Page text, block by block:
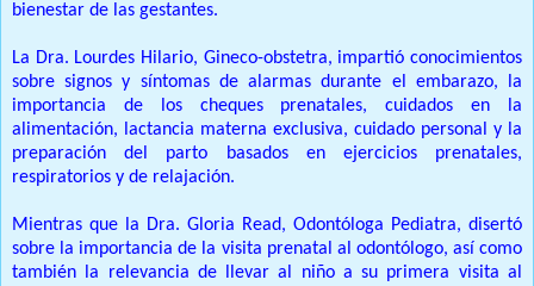
bienestar de las gestantes.
La Dra. Lourdes Hilario, Gineco-obstetra, impartió conocimientos
sobre signos y síntomas de alarmas durante el embarazo, la
importancia de los cheques prenatales, cuidados en la
alimentación, lactancia materna exclusiva, cuidado personal y la
preparación del parto basados en ejercicios prenatales,
respiratorios y de relajación.
Mientras que la Dra. Gloria Read, Odontóloga Pediatra, disertó
sobre la importancia de la visita prenatal al odontólogo, así como
también la relevancia de llevar al niño a su primera visita al